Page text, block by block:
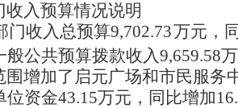
收入预算情况说明
门收入总预算9,702.73万元，
般公共预算拨款收入9,659.58
围增加了启元广场和市民服务
位资金43.15万元，同比增加